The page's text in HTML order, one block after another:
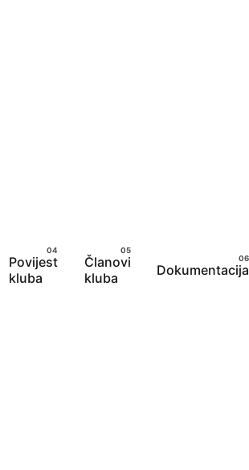
Povijest
kluba
Članovi
kluba
Dokumentacija